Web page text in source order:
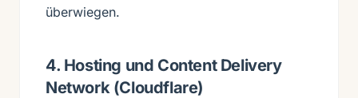
überwiegen.
4. Hosting und Content Delivery
Network (Cloudflare)